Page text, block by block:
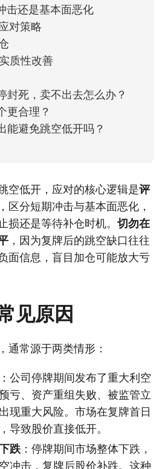
击还是基本面恶化
对策略
质性改善
封死，卖不出去怎么办？
更合理？
能避免跳空低开吗？
空低开，应对的核心逻辑是评
，区分短期冲击与基本面恶化，
损还是等待补仓时机。 切勿在
，因为复牌后的跳空缺口往往
面信息，盲目加仓可能放大亏
见原因
通常源于两类情形：
：公司停牌期间发布了重大利空
亏、资产重组失败、被监管立
现重大风险。市场在复牌首日
导致股价直接低开。
跌 ：停牌期间市场整体下跌，
冲击，复牌后股价补跌。这种